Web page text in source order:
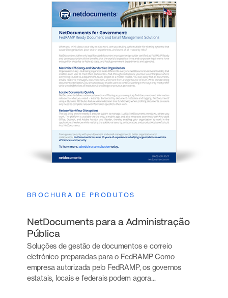
BROCHURA DE PRODUTOS
NetDocuments para a Administração
Pública
Soluções de gestão de documentos e correio
eletrónico preparadas para o FedRAMP Como
empresa autorizada pelo FedRAMP, os governos
estatais, locais e federais podem agora...